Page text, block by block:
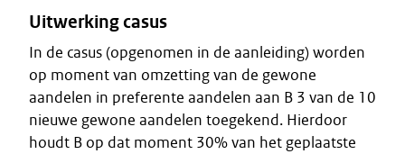
Uitwerking casus
In de casus (opgenomen in de aanleiding) worden
op moment van omzetting van de gewone
aandelen in preferente aandelen aan B 3 van de 10
nieuwe gewone aandelen toegekend. Hierdoor
houdt B op dat moment 30% van het geplaatste